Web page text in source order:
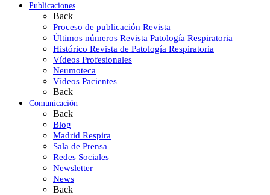
Publicaciones
Back
Proceso de publicación Revista
Últimos números Revista Patología Respiratoria
Histórico Revista de Patología Respiratoria
Vídeos Profesionales
Neumoteca
Vídeos Pacientes
Back
Comunicación
Back
Blog
Madrid Respira
Sala de Prensa
Redes Sociales
Newsletter
News
Back